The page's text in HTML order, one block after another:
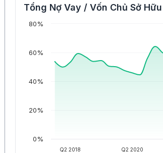
Tổng Nợ Vay / Vốn Chủ Sở Hữu
Q2 2018 Q2 2020
0%
20%
40%
60%
80%